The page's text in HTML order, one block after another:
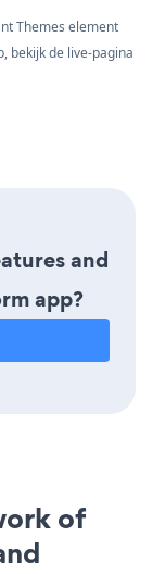
Themes element
bekijk de live-pagina
and
app?
of